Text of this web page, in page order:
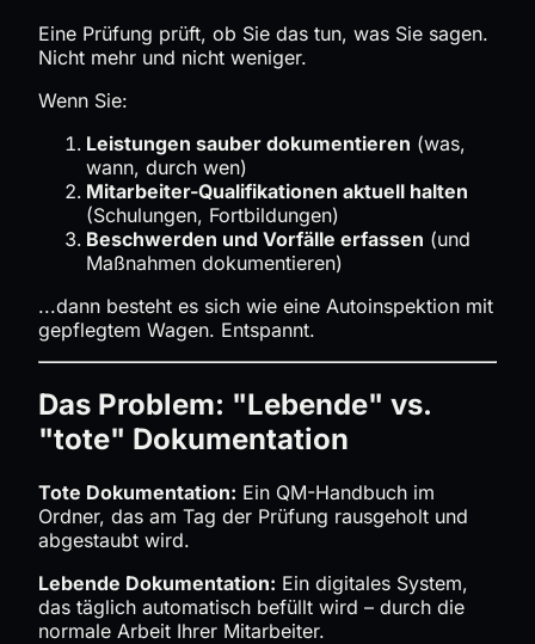
Eine Prüfung prüft, ob Sie das tun, was Sie sagen.
Nicht mehr und nicht weniger.
Wenn Sie:
Leistungen sauber dokumentieren (was,
wann, durch wen)
Mitarbeiter-Qualifikationen aktuell halten
(Schulungen, Fortbildungen)
Beschwerden und Vorfälle erfassen (und
Maßnahmen dokumentieren)
...dann besteht es sich wie eine Autoinspektion mit
gepflegtem Wagen. Entspannt.
Das Problem: "Lebende" vs.
"tote" Dokumentation
Tote Dokumentation: Ein QM-Handbuch im
Ordner, das am Tag der Prüfung rausgeholt und
abgestaubt wird.
Lebende Dokumentation: Ein digitales System,
das täglich automatisch befüllt wird – durch die
normale Arbeit Ihrer Mitarbeiter.